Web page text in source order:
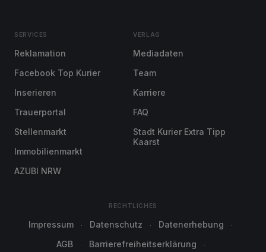
SERVICES
Reklamation
Facebook Top Kurier
Inserieren
Trauerportal
Stellenmarkt
Immobilienmarkt
AZUBI NRW
VERLAG
Mediadaten
Team
Karriere
FAQ
Stadt Kurier Extra Tipp
Kaarst
RECHTLICHES
Impressum Datenschutz
Datenerhebung
AGB
Barrierefreiheitserklärung